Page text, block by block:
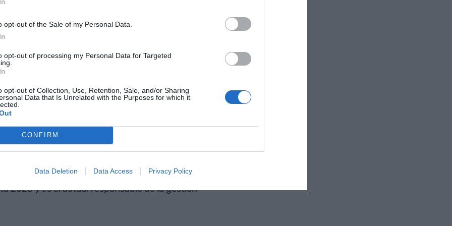
opt-out of the Sale of my Personal Data.
opt-out of processing my Personal Data for Targeted
opt-out of Collection, Use, Retention, Sale, and/or Sharing
Data that Is Unrelated with the Purposes for which it
CONFIRM
Data Deletion Data Access Privacy Policy
nueva directora del
un concurso público. En los últimos ocho
Museo Nacional Arqueológico de Tarragona
del área de Patrimonio Cultural del
y directora delMuseo de Gavày del Parque
director artístico de la
ejecutivo. Arqué es director del
de
el cargo de director ejecutivo adjunto de
2025 y es el actual responsable de la gestión